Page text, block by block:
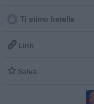
Ti stimo fratella
 Link
 Salva